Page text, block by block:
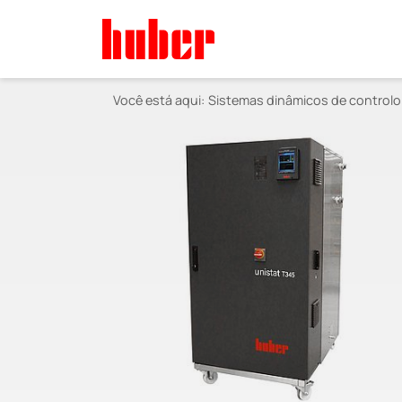
Você está aqui: Sistemas dinâmicos de